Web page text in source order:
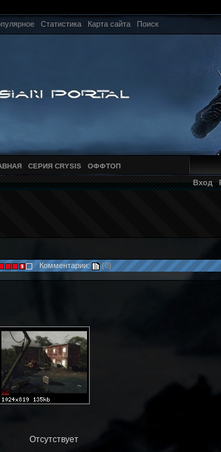
Статистика Карта сайта Поиск
СЕРИЯ CRYSIS ОФФТОП
Вход
Комментарии: (0)
Отсутствует